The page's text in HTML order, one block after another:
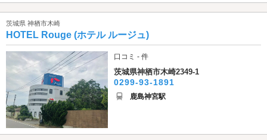
茨城県 神栖市木崎
HOTEL Rouge (ホテル ルージュ)
口コミ - 件
茨城県神栖市木崎2349-1
0299-93-1891
鹿島神宮駅